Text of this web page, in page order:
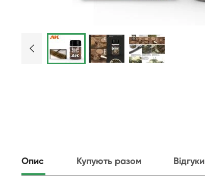
Опис Купують разом Відгуки